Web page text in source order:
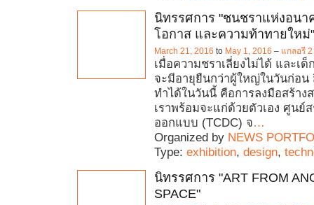
นิทรรศการ "ชนชราแห่งอนา
โอกาส และความท้าทายใหม่"
March 21, 2016 to May 1, 2016 – แกลอรี
เมื่อความชราเลี่ยงไม่ได้ และเ
จะมีอายุยืนกว่าผู้ใหญ่ในวันก่อน
ทำได้ในวันนี้ คือการลงมือสร้าง
เราพร้อมจะแก่ด้วยตัวเอง ศูนย์
ออกแบบ (TCDC) จ…
Organized by NEWS
Type: exhibition, design,
นิทรรศการ "ART FROM
SPACE"